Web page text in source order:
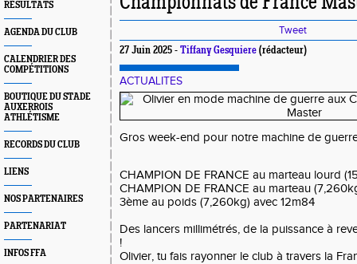
RÉSULTATS
AGENDA DU CLUB
CALENDRIER DES
COMPÉTITIONS
BOUTIQUE DU STADE
AUXERROIS
ATHLÉTISME
RECORDS DU CLUB
LIENS
NOS PARTENAIRES
PARTENARIAT
INFOS FFA
Tweet
27 Juin 2025 - Tiffany Gesquiere (rédacteur)
ACTUALITES
Gros week-end pour notre machine de
CHAMPION DE FRANCE au marteau lourd
CHAMPION DE FRANCE au marteau
3ème au poids (7,260kg) avec 12m84
Des lancers millimétrés, de la puissance à
!
Olivier, tu fais rayonner le club à travers la